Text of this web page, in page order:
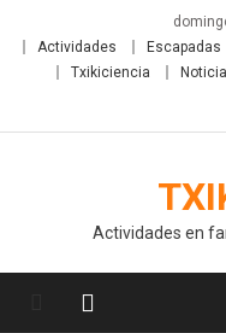
Actividades
Escapadas
Txikiciencia
Actividades en